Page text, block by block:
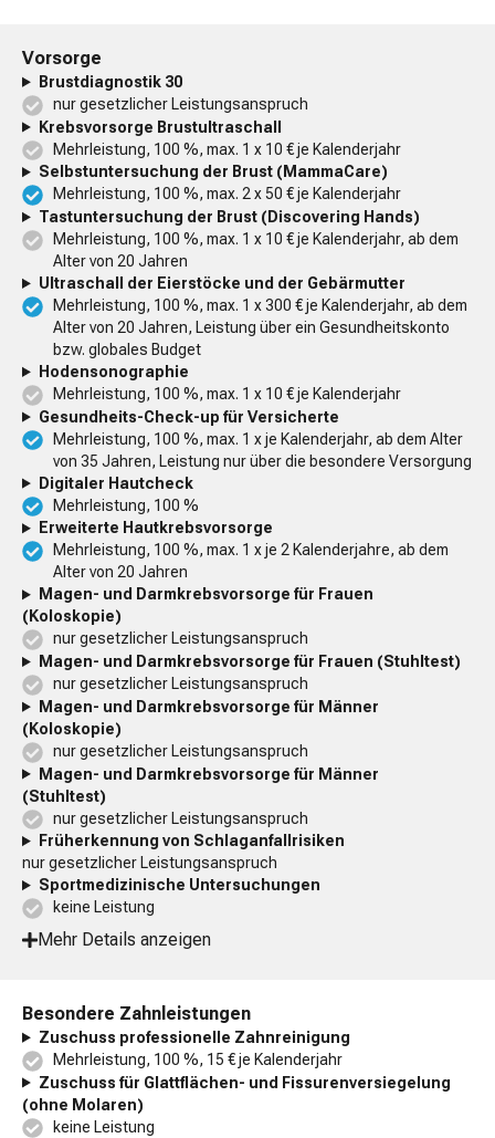
Vorsorge
Brustdiagnostik 30
nur gesetzlicher Leistungsanspruch
Krebsvorsorge Brustultraschall
Mehrleistung, 100 %, max. 1 x 10 € je Kalenderjahr
Selbstunter­suchung der Brust (MammaCare)
Mehrleistung, 100 %, max. 2 x 50 € je Kalenderjahr
Tast­unter­suchung der Brust (Discovering Hands)
Mehrleistung, 100 %, max. 1 x 10 € je Kalenderjahr, ab dem
Alter von 20 Jahren
Ultraschall der Eierstöcke und der Gebärmutter
Mehrleistung, 100 %, max. 1 x 300 € je Kalenderjahr, ab dem
Alter von 20 Jahren, Leistung über ein Gesundheitskonto
bzw. globales Budget
Hodensono­graphie
Mehrleistung, 100 %, max. 1 x 10 € je Kalenderjahr
Gesundheits-Check-up für Versicherte
Mehrleistung, 100 %, max. 1 x je Kalenderjahr, ab dem Alter
von 35 Jahren, Leistung nur über die besondere Versorgung
Digitaler Hautcheck
Mehrleistung, 100 %
Erweiterte Hautkrebsvorsorge
Mehrleistung, 100 %, max. 1 x je 2 Kalenderjahre, ab dem
Alter von 20 Jahren
Magen- und Darmkrebsvorsorge für Frauen
(Koloskopie)
nur gesetzlicher Leistungsanspruch
Magen- und Darmkrebsvorsorge für Frauen (Stuhltest)
nur gesetzlicher Leistungsanspruch
Magen- und Darmkrebsvorsorge für Männer
(Koloskopie)
nur gesetzlicher Leistungsanspruch
Magen- und Darmkrebsvorsorge für Männer
(Stuhltest)
nur gesetzlicher Leistungsanspruch
Früherkennung von Schlaganfallrisiken
nur gesetzlicher Leistungsanspruch
Sportmedizinische Untersuchungen
keine Leistung
Mehr Details anzeigen
Besondere Zahnleistungen
Zuschuss professionelle Zahnreinigung
Mehrleistung, 100 %, 15 € je Kalenderjahr
Zuschuss für Glattflächen- und Fissurenversiegelung
(ohne Molaren)
keine Leistung